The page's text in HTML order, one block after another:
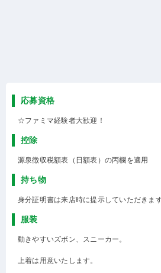
応募資格
☆ファミマ経験者大歓迎！
控除
源泉徴収税額表（日額表）の丙欄を適用
持ち物
身分証明書は来店時に提示していただきま
服装
動きやすいズボン、スニーカー。
上着は用意いたします。